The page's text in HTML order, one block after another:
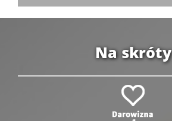
Na skróty